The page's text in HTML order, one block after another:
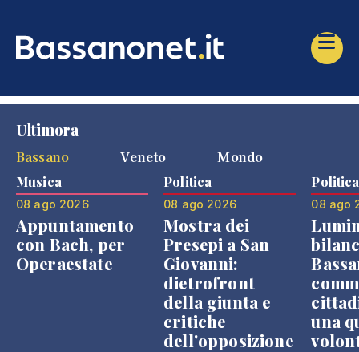
Ultimora
Bassano
Veneto Mondo
Musica
08 ago 2026
Appuntamento
con Bach, per
Operaestate
Politica
08 ago 2026
Mostra dei
Presepi a San
Giovanni:
dietrofront
della giunta e
critiche
dell'opposizione
Politica
08 ago
una